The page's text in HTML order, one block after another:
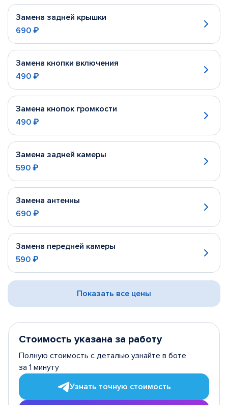
Замена задней крышки
690 ₽
Замена кнопки включения
490 ₽
Замена кнопок громкости
490 ₽
Замена задней камеры
590 ₽
Замена антенны
690 ₽
Замена передней камеры
590 ₽
Показать все цены
Стоимость указана за работу
Полную стоимость с деталью узнайте в боте
за 1 минуту
Узнать точную стоимость